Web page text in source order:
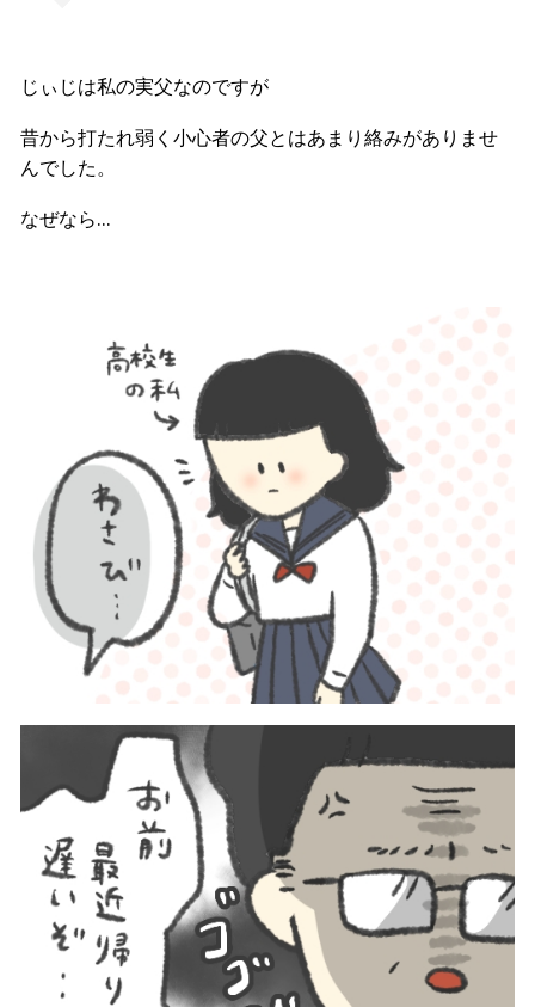
じぃじは私の実父なのですが
昔から打たれ弱く小心者の父とはあまり絡みがありませ
んでした。
なぜなら…